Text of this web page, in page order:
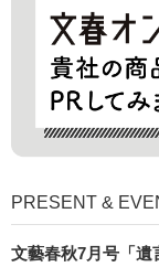
PRESENT &
文藝春秋7月号「遺